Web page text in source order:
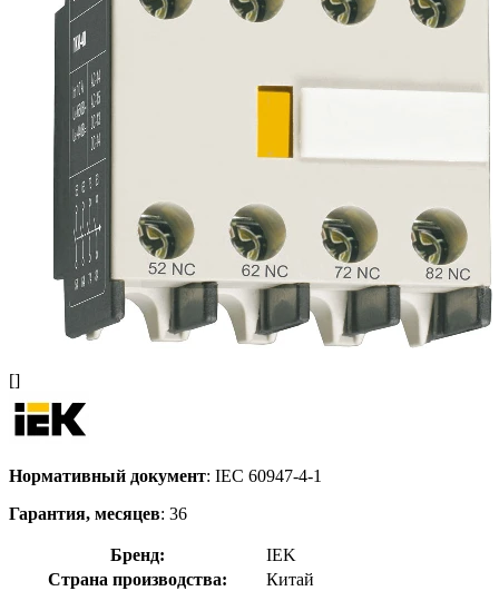
[]
Нормативный документ: IEC 60947-4-1
Гарантия, месяцев: 36
Бренд:
IEK
Страна производства:
Китай